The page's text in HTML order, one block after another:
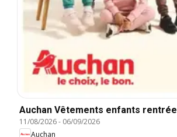
Auchan Vêtements enfants rentrée
11/08/2026- 06/09/2026
Auchan